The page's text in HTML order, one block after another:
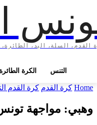
القدم، السلة، اليد،
التنس الكرة الطائرة
Home كرة القدم كرة القدم
وهبي: مواجهة